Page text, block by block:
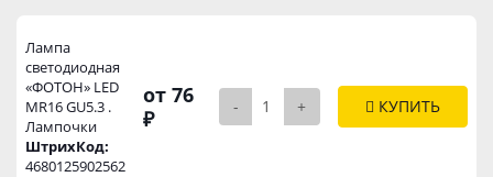
Лампа
светодиодная
«ФОТОН» LED
MR16 GU5.3 .
Лампочки
ШтрихКод:
4680125902562
от 76
₽
- + КУПИТЬ